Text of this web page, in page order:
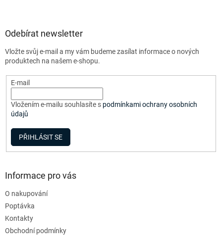
Odebírat newsletter
Vložte svůj e-mail a my vám budeme zasílat informace o nových
produktech na našem e-shopu.
E-mail
Vložením e-mailu souhlasíte s podmínkami ochrany osobních
údajů
PŘIHLÁSIT SE
Informace pro vás
O nakupování
Poptávka
Kontakty
Obchodní podmínky